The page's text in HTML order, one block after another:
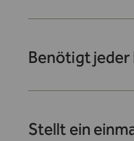
Benötigt
Stellt ein